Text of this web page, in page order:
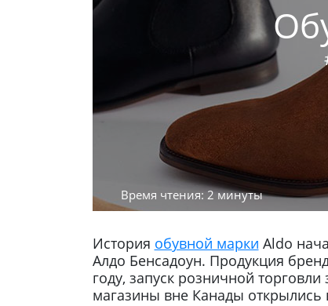
Время чтения: 2 минуты
История обувной марки Aldo
Алдо Бенсадоун. Продукция
году, запуск розничной
магазины вне Канады открылись